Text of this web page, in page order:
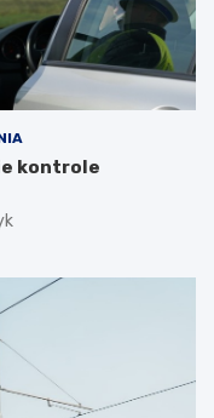
kontrole